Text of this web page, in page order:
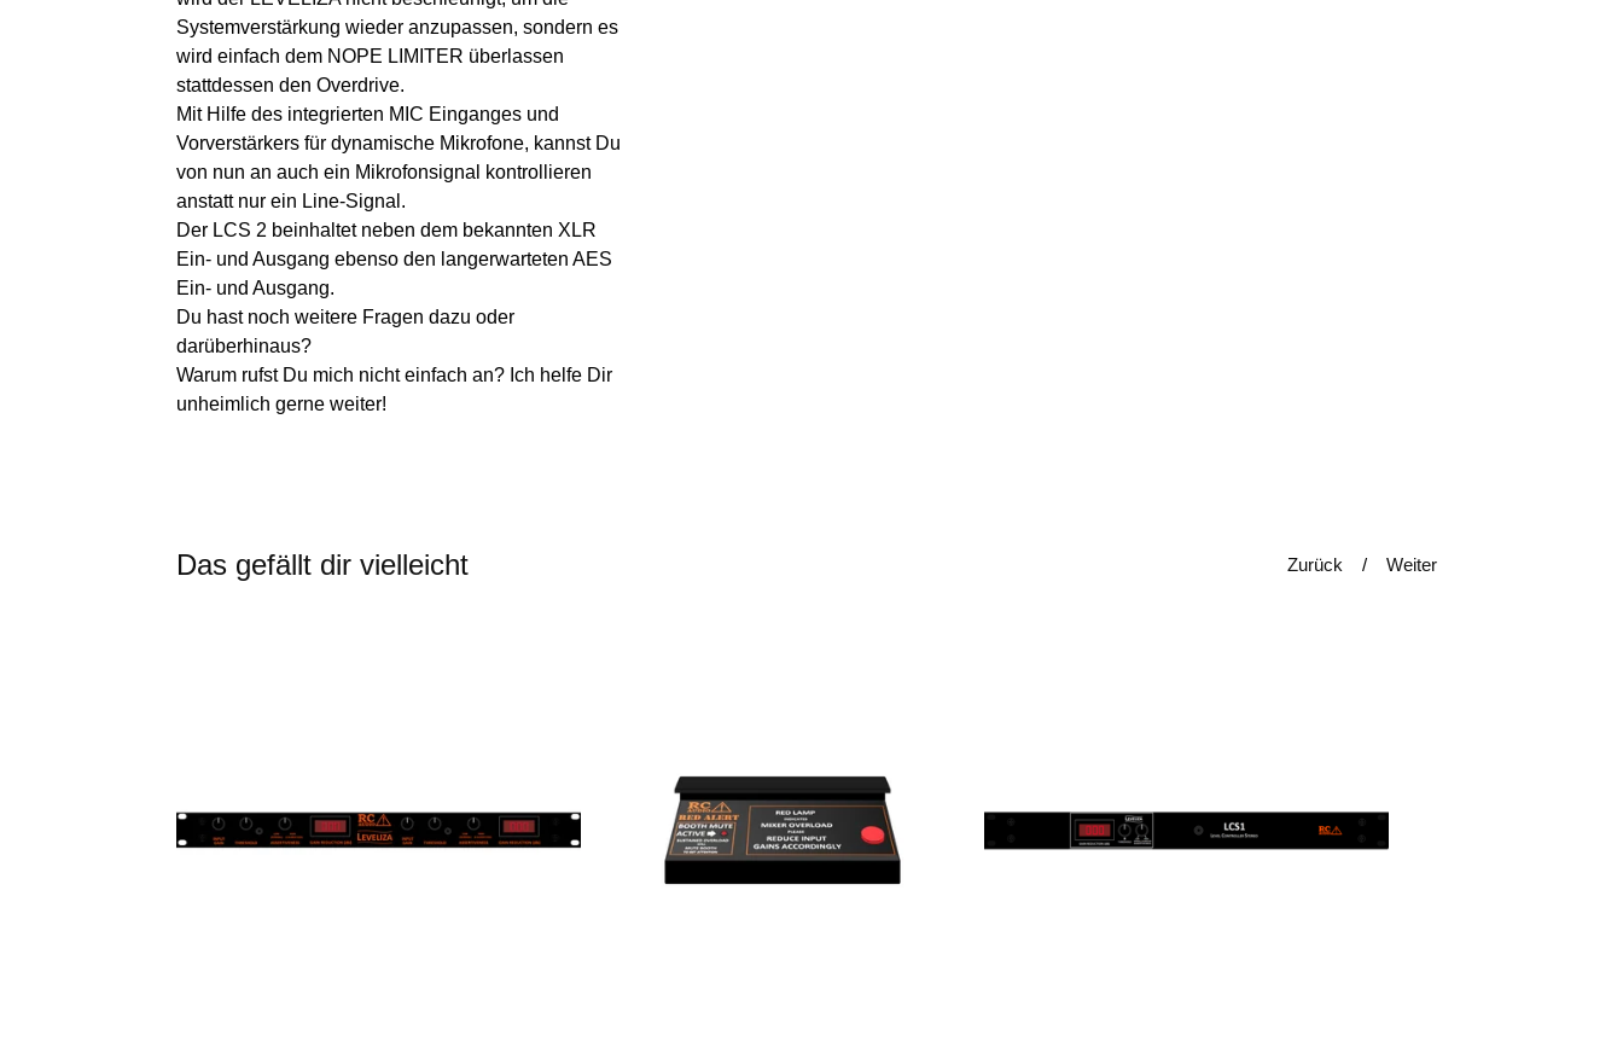
Systemverstärkung wieder anzupassen, sondern es
wird einfach dem NOPE LIMITER überlassen
stattdessen den Overdrive.
Mit Hilfe des integrierten MIC Einganges und
Vorverstärkers für dynamische Mikrofone, kannst Du
von nun an auch ein Mikrofonsignal kontrollieren
anstatt nur ein Line-Signal.
Der LCS 2 beinhaltet neben dem bekannten XLR
Ein- und Ausgang ebenso den langerwarteten AES
Ein- und Ausgang.
Du hast noch weitere Fragen dazu oder
darüberhinaus?
Warum rufst Du mich nicht einfach an? Ich helfe Dir
unheimlich gerne weiter!
Das gefällt dir vielleicht Zurück Weiter